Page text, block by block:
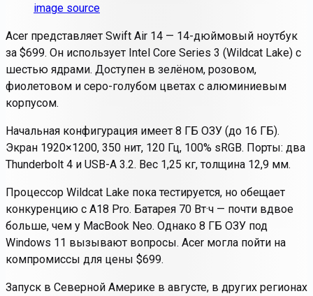
image source
Acer представляет Swift Air 14 — 14-дюймовый ноутбук
за $699. Он использует Intel Core Series 3 (Wildcat Lake) с
шестью ядрами. Доступен в зелёном, розовом,
фиолетовом и серо-голубом цветах с алюминиевым
корпусом.
Начальная конфигурация имеет 8 ГБ ОЗУ (до 16 ГБ).
Экран 1920×1200, 350 нит, 120 Гц, 100% sRGB. Порты: два
Thunderbolt 4 и USB-A 3.2. Вес 1,25 кг, толщина 12,9 мм.
Процессор Wildcat Lake пока тестируется, но обещает
конкуренцию с A18 Pro. Батарея 70 Вт·ч — почти вдвое
больше, чем у MacBook Neo. Однако 8 ГБ ОЗУ под
Windows 11 вызывают вопросы. Acer могла пойти на
компромиссы для цены $699.
Запуск в Северной Америке в августе, в других регионах